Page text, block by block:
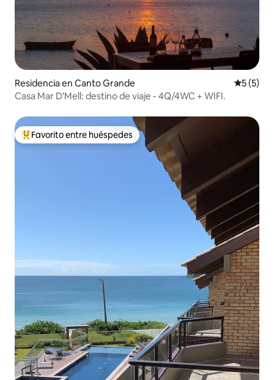
Residencia en Canto Grande
5 (5)
Casa Mar D'Mell: destino de viaje - 4Q/4WC + WIFI.
De los mejores en Favorito entre huéspedes
Favorito entre huéspedes